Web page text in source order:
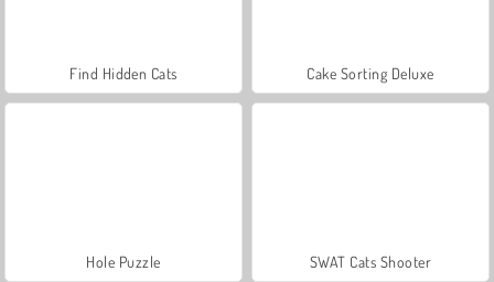
Find Hidden Cats Cake Sorting Deluxe
Hole Puzzle SWAT Cats Shooter